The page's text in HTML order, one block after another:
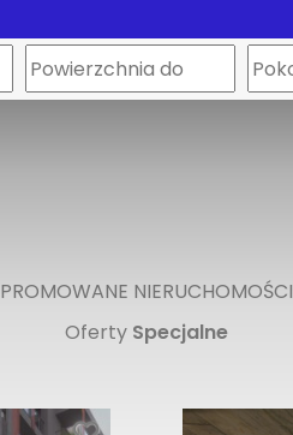
PROMOWANE NIERUCHOMOŚCI
Oferty Specjalne